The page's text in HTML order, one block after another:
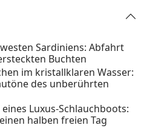
Sardiniens: Abfahrt
Buchten
im kristallklaren Wasser:
des unberührten
Luxus-Schlauchboots:
halben freien Tag